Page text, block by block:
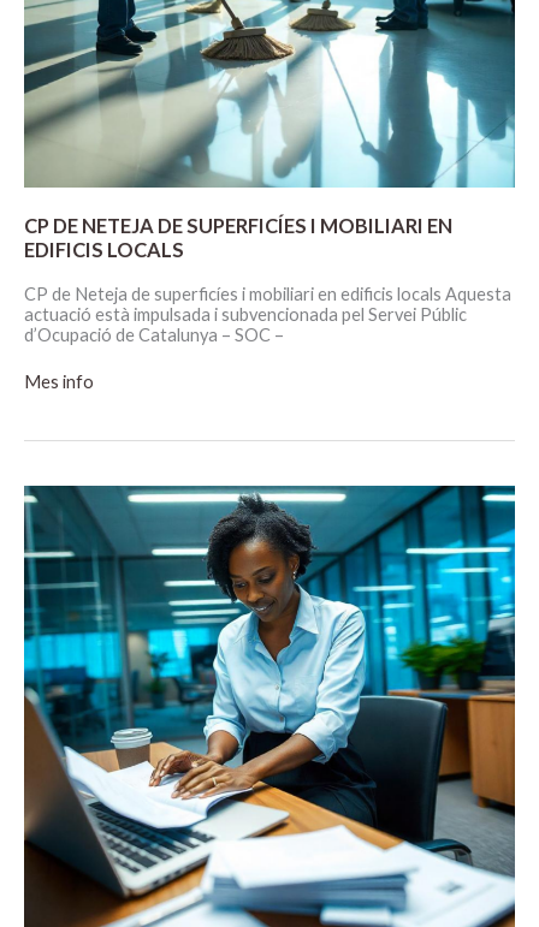
CP DE NETEJA DE SUPERFICÍES I MOBILIARI EN
EDIFICIS LOCALS
CP de Neteja de superficíes i mobiliari en edificis locals Aquesta
actuació està impulsada i subvencionada pel Servei Públic
d’Ocupació de Catalunya – SOC –
CP
DE
I
MOBILIARI
EN
EDIFICIS
LOCALS
Mes info